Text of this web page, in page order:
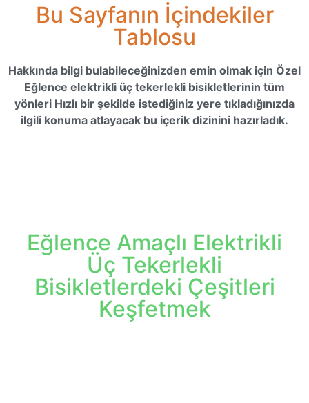
Bu Sayfanın İçindekiler
Tablosu
Hakkında bilgi bulabileceğinizden emin olmak için Özel
Eğlence elektrikli üç tekerlekli bisikletlerinin tüm
yönleri Hızlı bir şekilde istediğiniz yere tıkladığınızda
ilgili konuma atlayacak bu içerik dizinini hazırladık.
Eğlence Amaçlı Elektrikli
Üç Tekerlekli
Bisikletlerdeki Çeşitleri
Keşfetmek